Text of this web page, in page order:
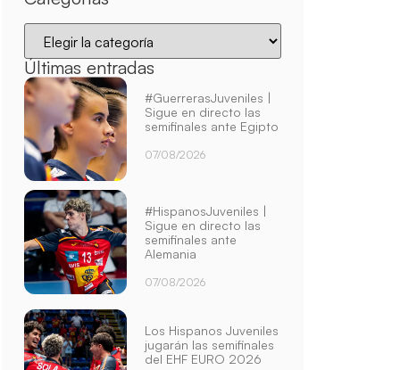
Últimas entradas
#GuerrerasJuveniles |
Sigue en directo las
semifinales ante Egipto
07/08/2026
#HispanosJuveniles |
Sigue en directo las
semifinales ante
Alemania
07/08/2026
Los Hispanos Juveniles
jugarán las semifinales
del EHF EURO 2026